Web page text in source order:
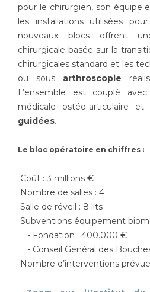
Cancer
Médecine nucléaire
Maladies rares
Vos représentants
Cancérologie
Les pôles d'activité médicale
Anatomie et Cytologie
Adresser un examen au
Centres de référence
Plateforme d'Expertise
Médiathèque
Fournisseurs
pour le chirurgien, son équipe
les installations utilisées
nouveaux blocs offrent
chirurgicale basée sur la
chirurgicales standard et les
ou sous arthroscopie
L’ensemble est couplé
médicale ostéo-articulaire et
guidées.
Le bloc opératoire en chiffres :
Coût : 3 millions €
Nombre de salles : 4
Salle de réveil : 8 lits
Subventions équipement
- Fondation : 400.000 €
- Conseil Général des
Nombre d’interventions